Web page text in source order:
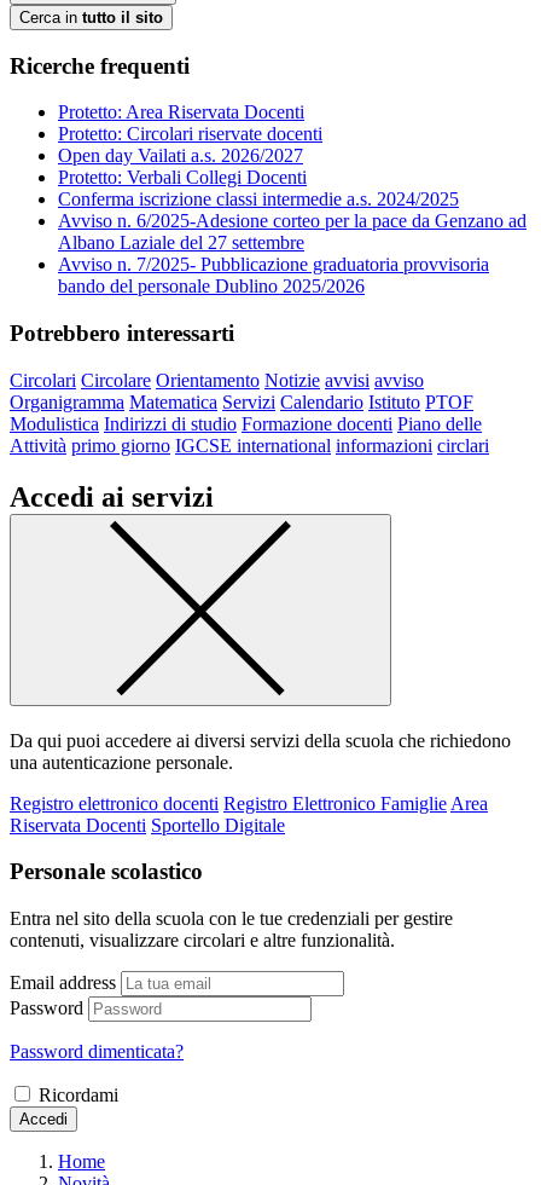
Cerca in tutto il sito
Ricerche frequenti
Protetto: Area Riservata Docenti
Protetto: Circolari riservate docenti
Open day Vailati a.s. 2026/2027
Protetto: Verbali Collegi Docenti
Conferma iscrizione classi intermedie a.s. 2024/2025
Avviso n. 6/2025-Adesione corteo per la pace da Genzano ad
Albano Laziale del 27 settembre
Avviso n. 7/2025- Pubblicazione graduatoria provvisoria
bando del personale Dublino 2025/2026
Potrebbero interessarti
Circolari Circolare Orientamento Notizie avvisi avviso
Organigramma Matematica Servizi Calendario Istituto PTOF
Modulistica Indirizzi di studio Formazione docenti Piano delle
Attività primo giorno IGCSE international informazioni circlari
Accedi ai servizi
Da qui puoi accedere ai diversi servizi della scuola che richiedono
una autenticazione personale.
Registro elettronico docenti Registro Elettronico Famiglie Area
Riservata Docenti Sportello Digitale
Personale scolastico
Entra nel sito della scuola con le tue credenziali per gestire
contenuti, visualizzare circolari e altre funzionalità.
Email address
Password
Password dimenticata?
Ricordami
Accedi
Home